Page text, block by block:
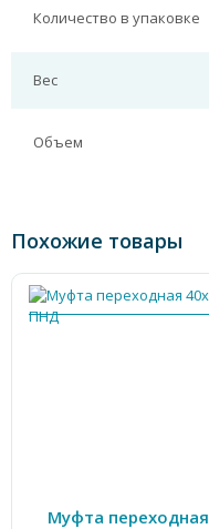
Количество в упаковке
Вес
Объем
Похожие товары
Муфта переходная